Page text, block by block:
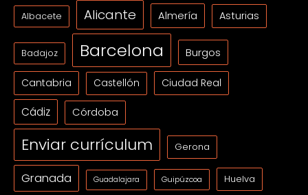
Albacete Alicante Almería Asturias
Badajoz Barcelona Burgos
Cantabria Castellón Ciudad Real
Cádiz Córdoba
Enviar currículum Gerona
Granada Guadalajara Guipúzcoa Huelva